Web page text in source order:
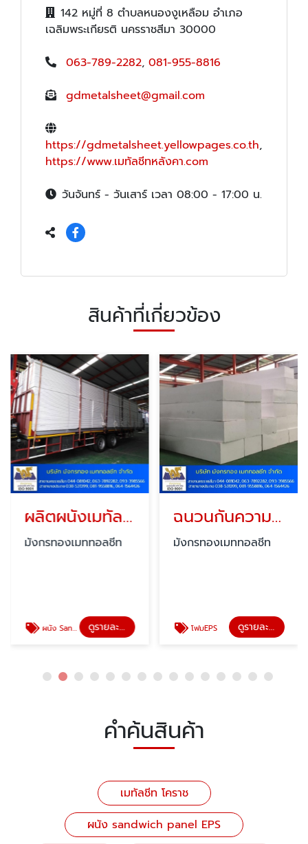
142 หมู่ที่ 8 ตำบลหนองงูเหลือม อำเภอ
เฉลิมพระเกียรติ นครราชสีมา 30000
063-789-2282, 081-955-8816
gdmetalsheet@gmail.com
https://gdmetalsheet.yellowpages.co.th,
https://www.เมทัลชีทหลังคา.com
วันจันทร์ - วันเสาร์ เวลา 08:00 - 17:00 น.
สินค้าที่เกี่ยวข้อง
ผลิตผนังเมทัลชีท EPS
มังกรทองเมททอลชีท
ผนัง Sandwich panel EPS ดูรายละเอียด
ฉนวนกันความร้อนโฟม EPS
มังกรทองเมททอลชีท
โฟมEPS ดูรายละเอียด
คำค้นสินค้า
เมทัลชีท โคราช
ผนัง sandwich panel EPS